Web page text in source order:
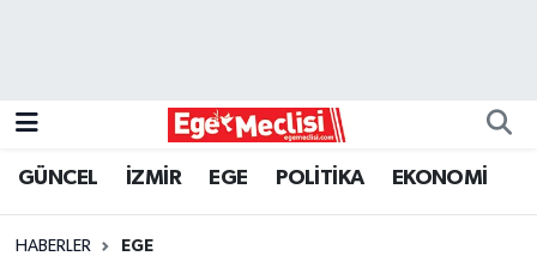
GÜNCEL İZMİR EGE POLİTİKA EKONOMİ
HABERLER EGE
GÜNCEL